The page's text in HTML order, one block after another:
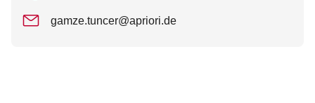
gamze.tuncer@apriori.de